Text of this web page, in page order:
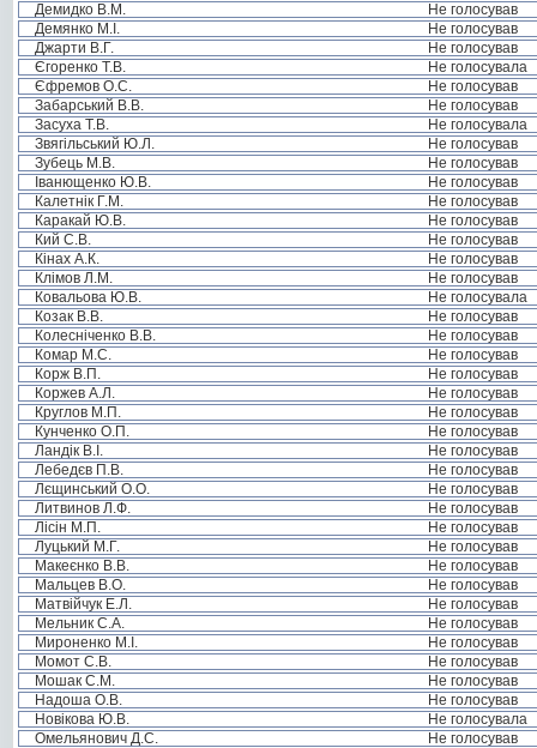
Демидко В.М.
Не голосував
Демянко М.І.
Не голосував
Джарти В.Г.
Не голосував
Єгоренко Т.В.
Не голосувала
Єфремов О.С.
Не голосував
Забарський В.В.
Не голосував
Засуха Т.В.
Не голосувала
Звягільський Ю.Л.
Не голосував
Зубець М.В.
Не голосував
Іванющенко Ю.В.
Не голосував
Калетнік Г.М.
Не голосував
Каракай Ю.В.
Не голосував
Кий С.В.
Не голосував
Кінах А.К.
Не голосував
Клімов Л.М.
Не голосував
Ковальова Ю.В.
Не голосувала
Козак В.В.
Не голосував
Колесніченко В.В.
Не голосував
Комар М.С.
Не голосував
Корж В.П.
Не голосував
Коржев А.Л.
Не голосував
Круглов М.П.
Не голосував
Кунченко О.П.
Не голосував
Ландік В.І.
Не голосував
Лебедєв П.В.
Не голосував
Лєщинський О.О.
Не голосував
Литвинов Л.Ф.
Не голосував
Лісін М.П.
Не голосував
Луцький М.Г.
Не голосував
Макеєнко В.В.
Не голосував
Мальцев В.О.
Не голосував
Матвійчук Е.Л.
Не голосував
Мельник С.А.
Не голосував
Мироненко М.І.
Не голосував
Момот С.В.
Не голосував
Мошак С.М.
Не голосував
Надоша О.В.
Не голосував
Новікова Ю.В.
Не голосувала
Омельянович Д.С.
Не голосував